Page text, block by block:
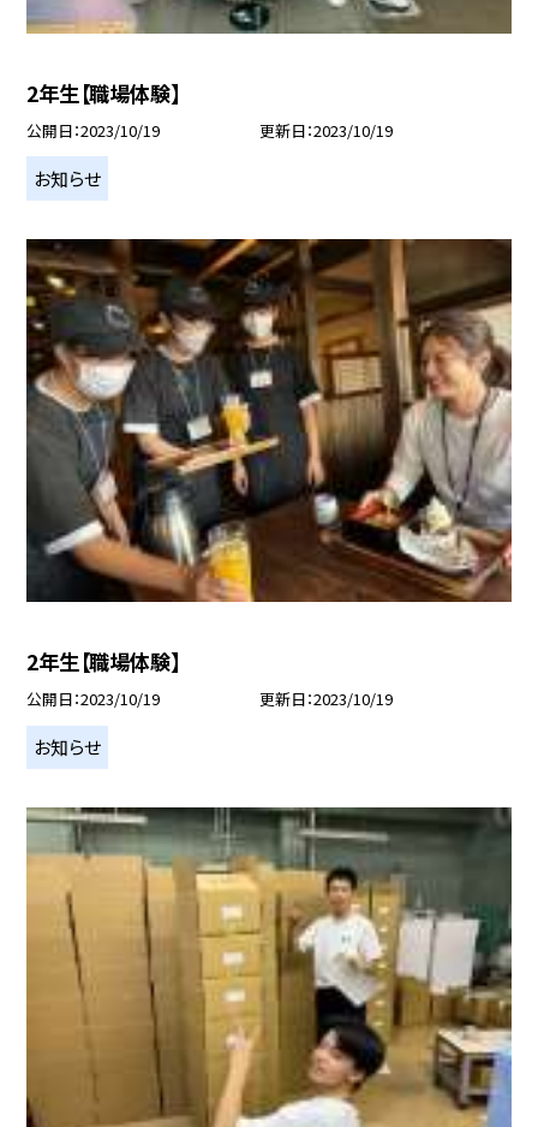
2年生【職場体験】
公開日 2023/10/19 更新日 2023/10/19
お知らせ
2年生【職場体験】
公開日 2023/10/19 更新日 2023/10/19
お知らせ